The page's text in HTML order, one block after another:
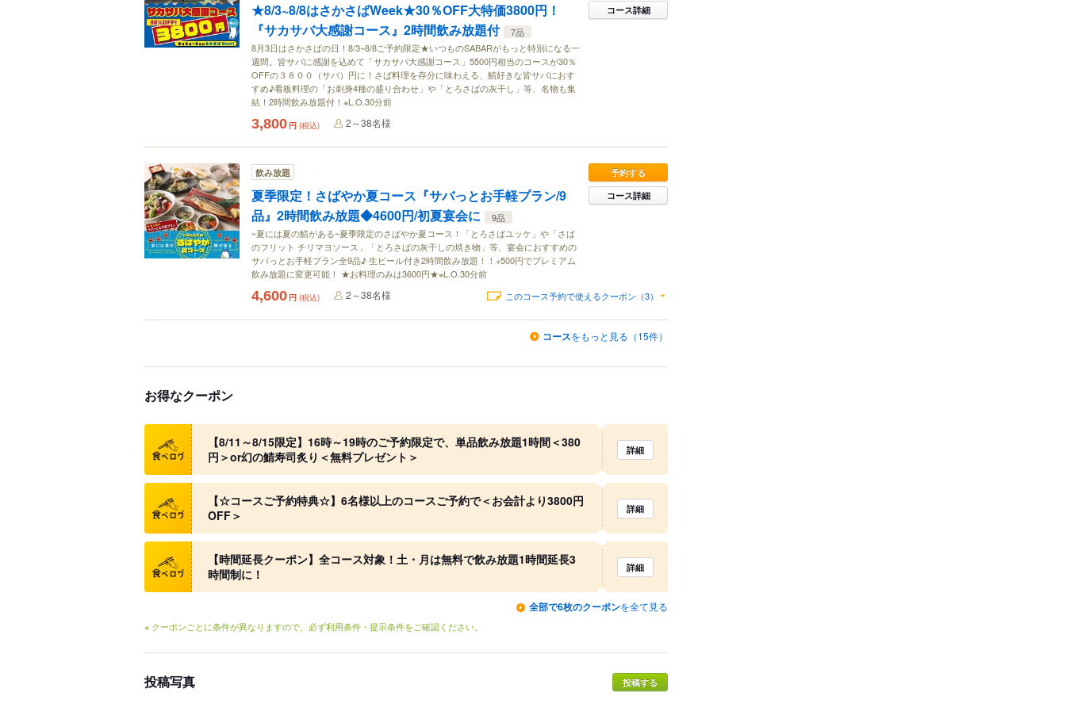
★8/3~8/8はさかさばWeek★30％OFF大特価3800円！
『サカサバ大感謝コース』2時間飲み放題付
7品
8月3日はさかさばの日！8/3~8/8ご予約限定★いつものSABARがもっと特別になる一
週間。皆サバに感謝を込めて「サカサバ大感謝コース」5500円相当のコースが30％
OFFの３８００（サバ）円に！さば料理を存分に味わえる、鯖好きな皆サバにおす
すめ♪看板料理の「お刺身4種の盛り合わせ」や「とろさばの灰干し」等、名物も集
結！2時間飲み放題付！※L.O.30分前
コース詳細
3,800 円 (税込) 2～38名様
飲み放題
夏季限定！さばやか夏コース『サバっとお手軽プラン/9
品』2時間飲み放題◆4600円/初夏宴会に
9品
~夏には夏の鯖がある~夏季限定のさばやか夏コース！「とろさばユッケ」や「さば
のフリット チリマヨソース」「とろさばの灰干しの焼き物」等、宴会におすすめの
サバっとお手軽プラン全9品♪ 生ビール付き2時間飲み放題！！+500円でプレミアム
飲み放題に変更可能！ ★お料理のみは3600円★※L.O.30分前
予約する
コース詳細
4,600 円 (税込) 2～38名様 このコース予約で使えるクーポン（3）
コースをもっと見る（15件）
お得なクーポン
クーポン
【8/11～8/15限定】16時～19時のご予約限定で、単品飲み放題1時間＜380
円＞or幻の鯖寿司炙り＜無料プレゼント＞
詳細
クーポン
【☆コースご予約特典☆】6名様以上のコースご予約で＜お会計より3800円
OFF＞
詳細
クーポン
【時間延長クーポン】全コース対象！土・月は無料で飲み放題1時間延長3
時間制に！
詳細
全部で6枚のクーポンを全て見る
※ クーポンごとに条件が異なりますので、必ず利用条件・提示条件をご確認ください。
投稿写真 投稿する